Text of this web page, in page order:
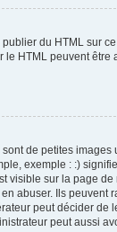
publier du HTML sur
le HTML peuvent être
de petites
exemple : :)
visible sur la page
abuser. Ils peuvent
peut décider de
peut aussi